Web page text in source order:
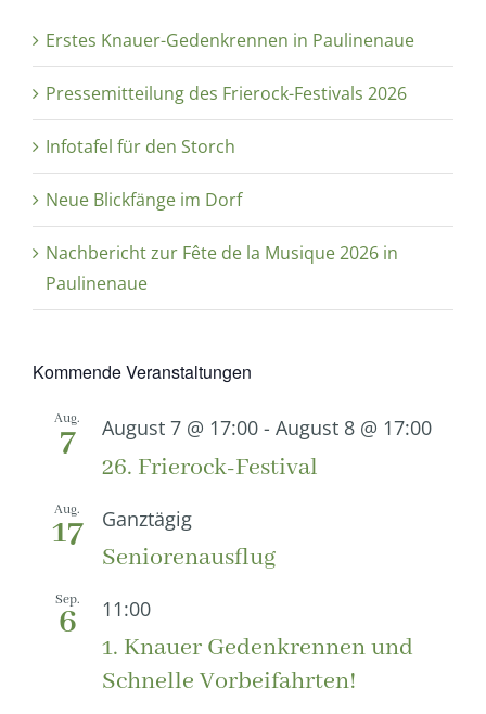
Erstes Knauer-Gedenkrennen in Paulinenaue
Pressemitteilung des Frierock-Festivals 2026
Infotafel für den Storch
Neue Blickfänge im Dorf
Nachbericht zur Fête de la Musique 2026 in
Paulinenaue
Kommende Veranstaltungen
Aug.
7 August 7 @ 17:00 - August 8 @ 17:00
26. Frierock-Festival
Aug.
17 Ganztägig
Seniorenausflug
Sep.
6 11:00
1. Knauer Gedenkrennen und
Schnelle Vorbeifahrten!